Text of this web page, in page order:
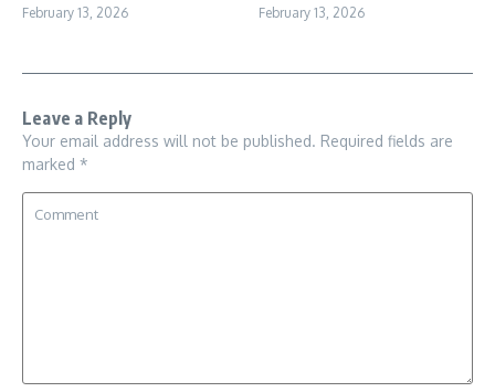
February 13, 2026 February 13, 2026
Leave a Reply
Your email address will not be published. Required fields are
marked *